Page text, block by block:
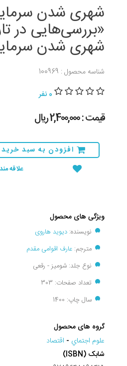
شهری شدن
«بررسی‌هایی در
شهری شدن
شناسه محصول : 100969
0 نفر
قیمت : 2,400,000 ريال
افزودن به سبد خرید
علاقه
ویژگی های محصول
نویسنده: دیوید هاروی
مترجم: عارف اقوامی مقدم
نوع جلد: شومیز - رقعی
تعداد صفحات: 303
سال چاپ: 1400
گروه های محصول
علوم اجتماي - اقتصاد
شابک (ISBN)